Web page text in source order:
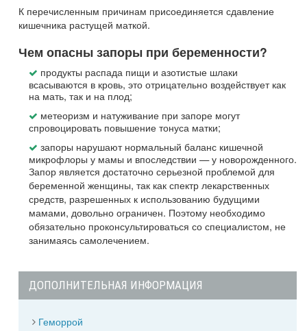
К перечисленным причинам присоединяется сдавление
кишечника растущей маткой.
Чем опасны запоры при беременности?
продукты распада пищи и азотистые шлаки
всасываются в кровь, это отрицательно воздействует как
на мать, так и на плод;
метеоризм и натуживание при запоре могут
спровоцировать повышение тонуса матки;
запоры нарушают нормальный баланс кишечной
микрофлоры у мамы и впоследствии — у новорожденного.
Запор является достаточно серьезной проблемой для
беременной женщины, так как спектр лекарственных
средств, разрешенных к использованию будущими
мамами, довольно ограничен. Поэтому необходимо
обязательно проконсультироваться со специалистом, не
занимаясь самолечением.
ДОПОЛНИТЕЛЬНАЯ ИНФОРМАЦИЯ
Геморрой